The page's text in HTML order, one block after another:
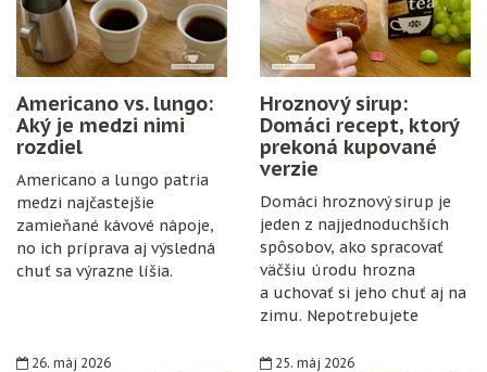
Americano vs. lungo:
Aký je medzi nimi
rozdiel
Americano a lungo patria
medzi najčastejšie
zamieňané kávové nápoje,
no ich príprava aj výsledná
chuť sa výrazne líšia.
Hroznový sirup:
Domáci recept, ktorý
prekoná kupované
verzie
Domáci hroznový sirup je
jeden z najjednoduchších
spôsobov, ako spracovať
väčšiu úrodu hrozna
a uchovať si jeho chuť aj na
zimu. Nepotrebujete
konzervanty ani zložitý
26. máj 2026 25. máj 2026